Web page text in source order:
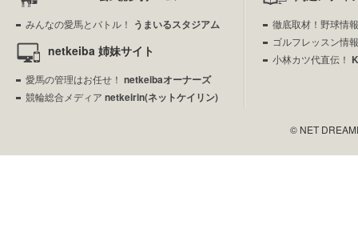
みんなの愛馬とバトル！ うまいるスタジアム
netkeiba 姉妹サイト
愛馬の管理はお任せ！ netkeibaオーナーズ
競輪総合メディア netkeirin(ネットケイリン)
徹底取材！野球情
ゴルフレッスン情
小林カツ代直伝！
© NET